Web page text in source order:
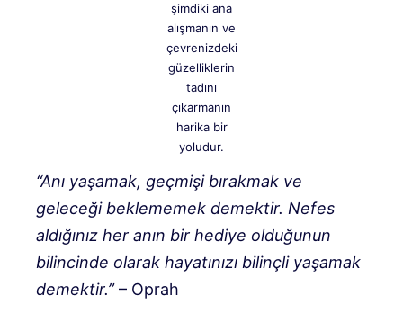
şimdiki ana
alışmanın ve
çevrenizdeki
güzelliklerin
tadını
çıkarmanın
harika bir
yoludur.
“Anı yaşamak, geçmişi bırakmak ve
geleceği beklememek demektir. Nefes
aldığınız her anın bir hediye olduğunun
bilincinde olarak hayatınızı bilinçli yaşamak
demektir.”– Oprah